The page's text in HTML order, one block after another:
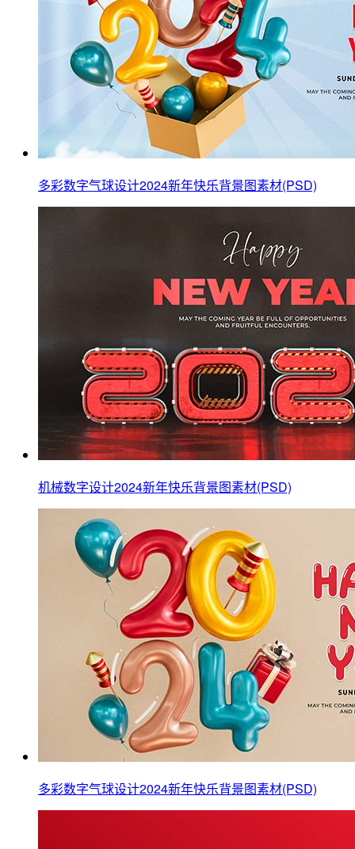
多彩数字气球设计2024新年快乐背景图素材(PSD)
机械数字设计2024新年快乐背景图素材(PSD)
多彩数字气球设计2024新年快乐背景图素材(PSD)